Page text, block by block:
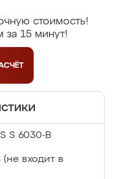
стоимость!
за 15 минут!
S 6030-B
(не входит в